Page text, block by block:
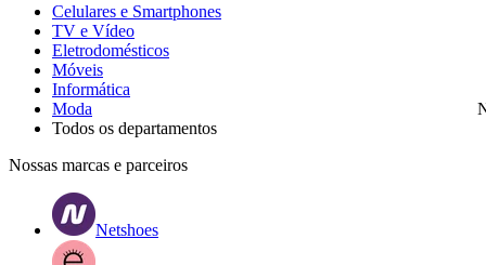
Celulares e Smartphones
TV e Vídeo
Eletrodomésticos
Móveis
Informática
Moda
Todos os departamentos
Nossas marcas e parceiros
Netshoes